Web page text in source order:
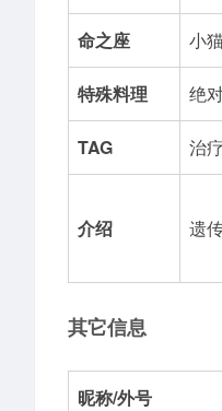
命之座 小
特殊料理 绝
TAG 治
介绍 遗
其它信息
昵称/外号